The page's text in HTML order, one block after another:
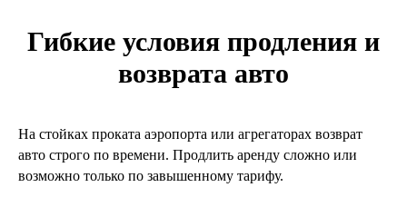
Гибкие условия продления и
возврата авто
На стойках проката аэропорта или агрегаторах возврат
авто строго по времени. Продлить аренду сложно или
возможно только по завышенному тарифу.